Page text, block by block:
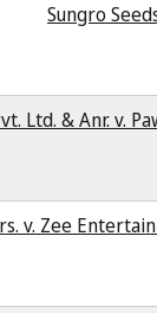
Sungro
Ltd. & Anr. v.
v. Zee